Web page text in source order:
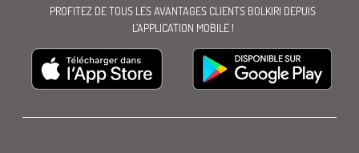
PROFITEZ DE TOUS LES AVANTAGES CLIENTS BOLKIRI DEPUIS
L’APPLICATION MOBILE !